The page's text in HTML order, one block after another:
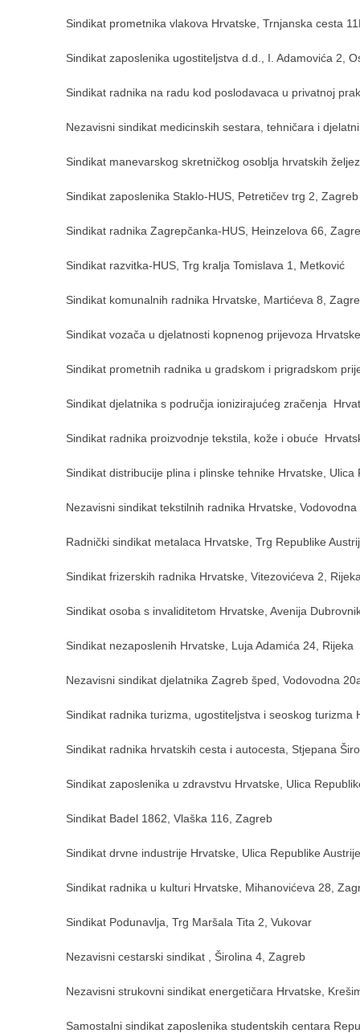
Sindikat prometnika vlakova Hrvatske, Trnjanska cesta
Sindikat zaposlenika ugostiteljstva d.d., I. Adamovića 2,
Sindikat radnika na radu kod poslodavaca u privatnoj
Nezavisni sindikat medicinskih sestara, tehničara i
Sindikat manevarskog skretničkog osoblja hrvatskih
Sindikat zaposlenika Staklo-HUS, Petretičev trg 2, Zagreb
Sindikat radnika Zagrepčanka-HUS, Heinzelova 66,
Sindikat razvitka-HUS, Trg kralja Tomislava 1, Metković
Sindikat komunalnih radnika Hrvatske, Martićeva 8,
Sindikat vozača u djelatnosti kopnenog prijevoza
Sindikat prometnih radnika u gradskom i prigradskom
Sindikat djelatnika s područja ionizirajućeg zračenja
Sindikat radnika proizvodnje tekstila, kože i obuće
Sindikat distribucije plina i plinske tehnike Hrvatske,
Nezavisni sindikat tekstilnih radnika Hrvatske,
Radnički sindikat metalaca Hrvatske, Trg Republike
Sindikat frizerskih radnika Hrvatske, Vitezovićeva 2,
Sindikat osoba s invaliditetom Hrvatske, Avenija
Sindikat nezaposlenih Hrvatske, Luja Adamića 24, Rijeka
Nezavisni sindikat djelatnika Zagreb šped, Vodovodna
Sindikat radnika turizma, ugostiteljstva i seoskog turizma
Sindikat radnika hrvatskih cesta i autocesta, Stjepana
Sindikat zaposlenika u zdravstvu Hrvatske, Ulica
Sindikat Badel 1862, Vlaška 116, Zagreb
Sindikat drvne industrije Hrvatske, Ulica Republike
Sindikat radnika u kulturi Hrvatske, Mihanovićeva 28,
Sindikat Podunavlja, Trg Maršala Tita 2, Vukovar
Nezavisni cestarski sindikat , Širolina 4, Zagreb
Nezavisni strukovni sindikat energetičara Hrvatske,
Samostalni sindikat zaposlenika studentskih centara